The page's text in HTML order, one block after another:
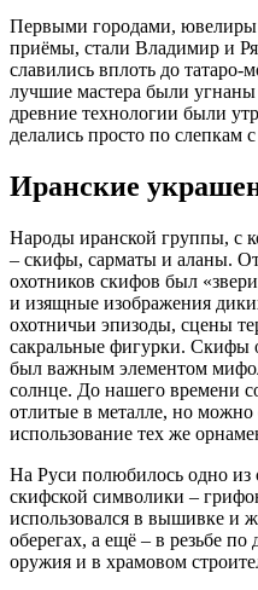
Первыми городами,
приёмы, стали Владимир и
славились вплоть до татаро-
лучшие мастера были
древние технологии были
делались просто по слепкам
Иранские
Народы иранской группы, с
– скифы, сарматы и аланы.
охотников скифов был
и изящные изображения
охотничьи эпизоды, сцены
сакральные фигурки. Скифы
был важным элементом
солнце. До нашего времени
отлитые в металле, но можно
использование тех же
На Руси полюбилось одно
скифской символики –
использовался в вышивке и
оберегах, а ещё – в резьбе
оружия и в храмовом